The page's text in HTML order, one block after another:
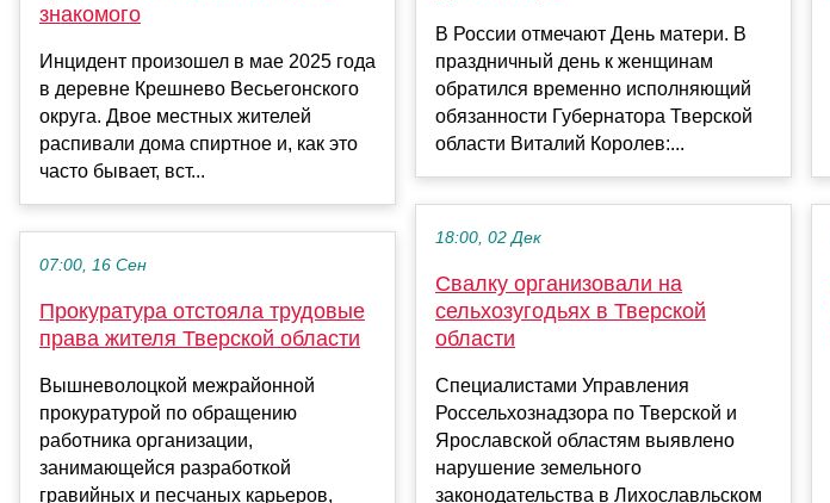
знакомого
Инцидент произошел в мае 2025 года
в деревне Крешнево Весьегонского
округа. Двое местных жителей
распивали дома спиртное и, как это
часто бывает, вст...
07:00, 16 Сен
Прокуратура отстояла трудовые
права жителя Тверской области
Вышневолоцкой межрайонной
прокуратурой по обращению
работника организации,
занимающейся разработкой
гравийных и песчаных карьеров,
В России отмечают День матери. В
праздничный день к женщинам
обратился временно исполняющий
обязанности Губернатора Тверской
области Виталий Королев:...
18:00, 02 Дек
Свалку организовали на
сельхозугодьях в Тверской
области
Специалистами Управления
Россельхознадзора по Тверской и
Ярославской областям выявлено
нарушение земельного
законодательства в Лихославльском